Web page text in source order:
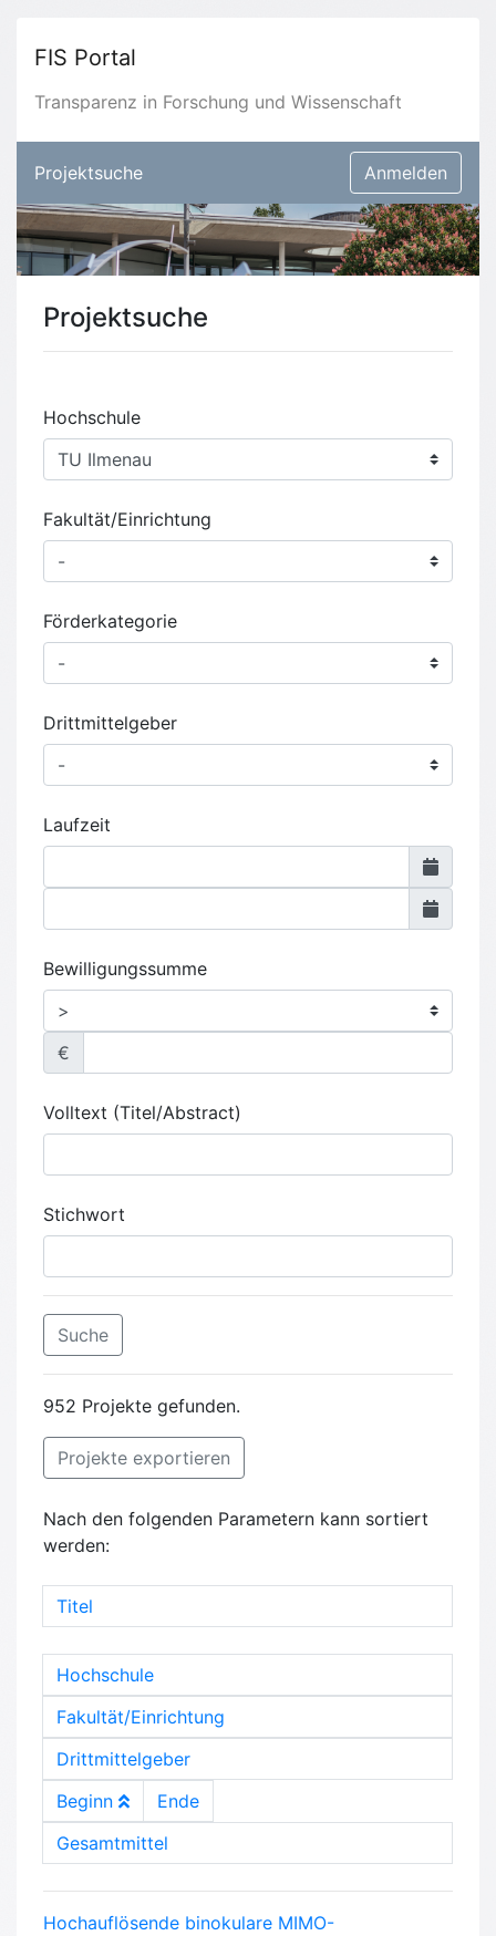
FIS Portal
Transparenz in Forschung und Wissenschaft
Projektsuche Anmelden
Projektsuche
Hochschule
Fakultät/Einrichtung
Förderkategorie
Drittmittelgeber
Laufzeit
Bewilligungssumme
€
Volltext (Titel/Abstract)
Stichwort
Suche
952 Projekte gefunden.
Projekte exportieren
Nach den folgenden Parametern kann sortiert
werden:
Titel
Hochschule
Fakultät/Einrichtung
Drittmittelgeber
Beginn
Ende
Gesamtmittel
Hochauflösende binokulare MIMO-